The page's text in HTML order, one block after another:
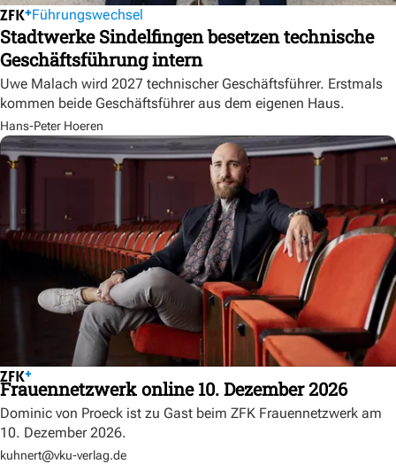
Führungswechsel
Stadtwerke Sindelfingen besetzen technische
Geschäftsführung intern
Uwe Malach wird 2027 technischer Geschäftsführer. Erstmals
kommen beide Geschäftsführer aus dem eigenen Haus.
Hans-Peter Hoeren
Frauennetzwerk online 10. Dezember 2026
Dominic von Proeck ist zu Gast beim ZFK Frauennetzwerk am
10. Dezember 2026.
kuhnert@vku-verlag.de